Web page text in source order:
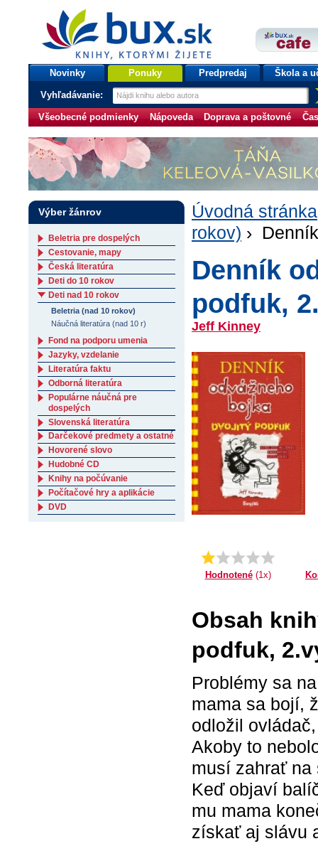
bux.sk
knihy, ktorými žijete
Úvodná stránka
Novinky Ponuky Predpredaj Škola a
Vyhľadávanie:
Všeobecné podmienky Nápoveda Doprava a poštovné
Úvodná stránka
rokov) ›
Denník
podfuk,
Jeff Kinney
Priemer:
1.0
Hodnotené(1x)
Obsah
podfuk,
Problémy sa
mama sa bojí,
odložil
Akoby to
musí zahrať na
Keď objaví
mu mama
získať aj slávu
Výber žánrov
Beletria pre dospelých
Cestovanie, mapy
Česká literatúra
Deti do 10 rokov
Deti nad 10 rokov
Beletria (nad 10 rokov)
Náučná literatúra (nad 10 r)
Fond na podporu umenia
Jazyky, vzdelanie
Literatúra faktu
Odborná literatúra
Populárne náučná pre
dospelých
Slovenská literatúra
Darčekové predmety a ostatné
Hovorené slovo
Hudobné CD
Knihy na počúvanie
Počítačové hry a aplikácie
DVD